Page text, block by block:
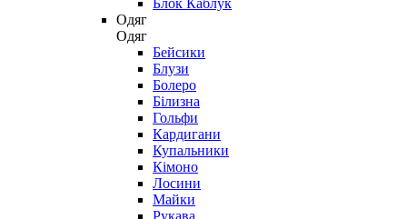
Блок Каблук
Одяг
Одяг
Бейсики
Блузи
Болеро
Білизна
Гольфи
Кардигани
Купальники
Кімоно
Лосини
Майки
Рукава